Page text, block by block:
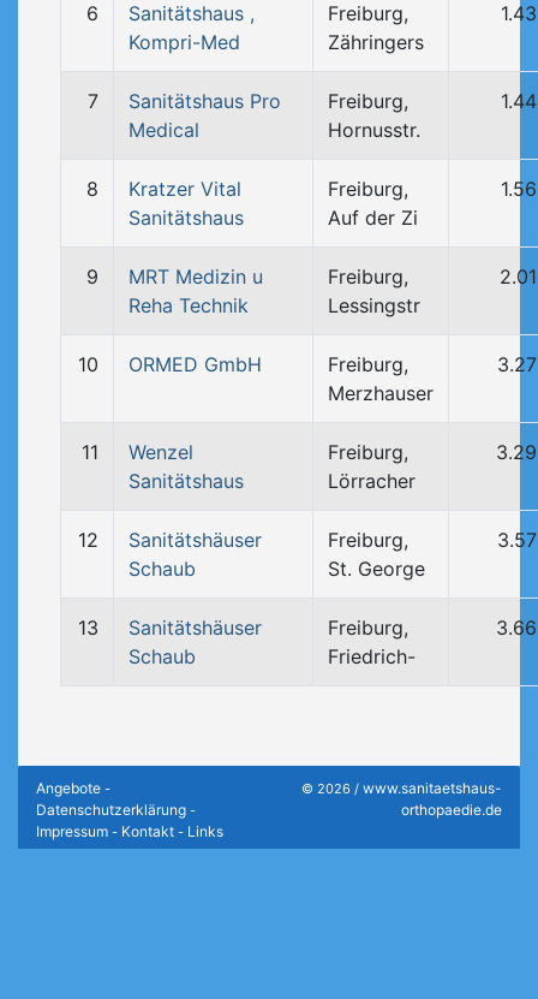
6
Sanitätshaus ,
Kompri-Med
Freiburg,
Zähringers
7
Sanitätshaus Pro
Medical
Freiburg,
Hornusstr.
8
Kratzer Vital
Sanitätshaus
Freiburg,
Auf der Zi
9
MRT Medizin u
Reha Technik
Freiburg,
Lessingstr
10 ORMED GmbH
Freiburg,
Merzhauser
11
Wenzel
Sanitätshaus
Freiburg,
Lörracher
12
Sanitätshäuser
Schaub
Freiburg,
St. George
13
Sanitätshäuser
Schaub
Freiburg,
Friedrich-
Angebote -
Datenschutzerklärung -
Impressum - Kontakt - Links
© 2026 / www.sanitaetshaus-
orthopaedie.de